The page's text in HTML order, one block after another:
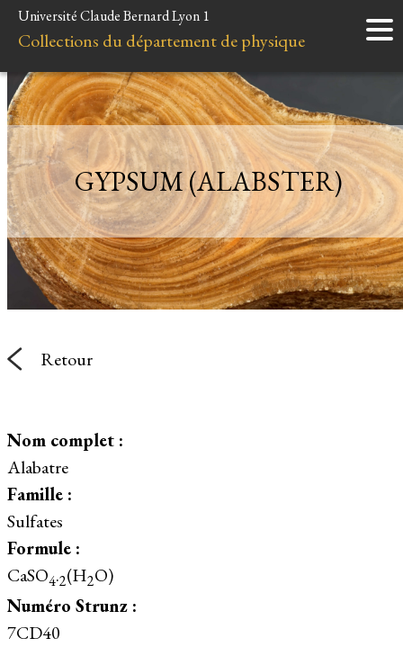
Accueil
Instruments
Minéraux
Liens et ressources
Université Claude Bernard Lyon 1
Collections du département de physique
GYPSUM (ALABSTER)
Retour
Nom complet :
Alabatre
Famille :
Sulfates
Formule :
CaSO4.2(H2O)
Numéro Strunz :
7CD40